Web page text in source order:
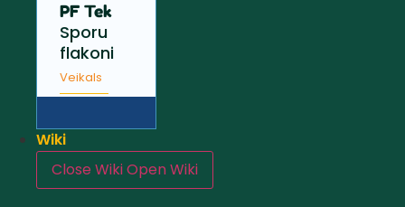
PF Tek
Sporu
flakoni
Veikals
Wiki
Close WikiOpen Wiki